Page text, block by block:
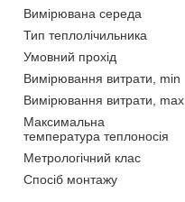
Вимірювана середа
Тип теплолічильника
Умовний прохід
Вимірювання витрати, min
Вимірювання витрати, max
Максимальна
температура теплоносія
Метрологічний клас
Спосіб монтажу